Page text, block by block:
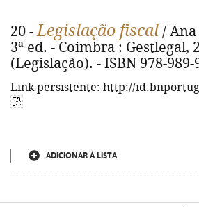
20 -Legislação fiscal / Ana
3ª ed. - Coimbra : Gestlegal,
(Legislação). - ISBN 978-989-
Link persistente: http://
ADICIONAR À LISTA